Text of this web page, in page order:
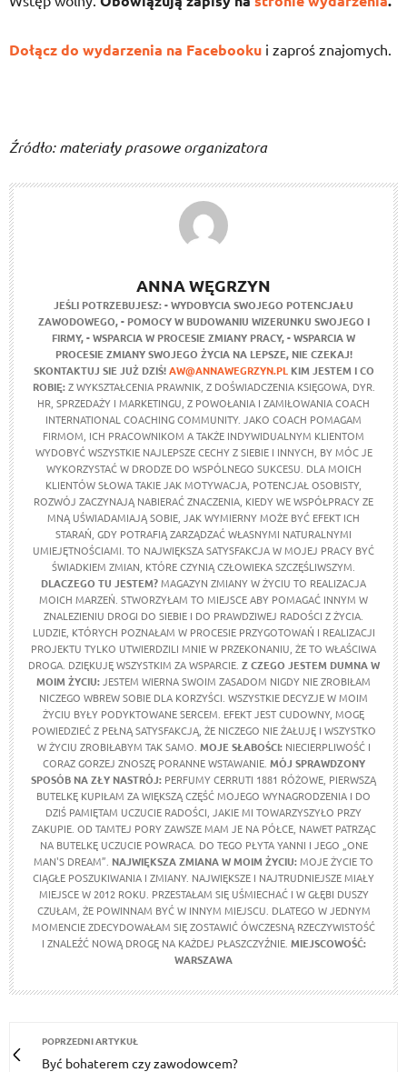
Dołącz do wydarzenia na Facebooku i zaproś znajomych.
Źródło: materiały prasowe organizatora
ANNA WĘGRZYN
JEŚLI POTRZEBUJESZ:- WYDOBYCIA SWOJEGO POTENCJAŁU
ZAWODOWEGO, - POMOCY W BUDOWANIU WIZERUNKU SWOJEGO I
FIRMY,- WSPARCIA W PROCESIE ZMIANY PRACY,- WSPARCIA W
PROCESIE ZMIANY SWOJEGO ŻYCIA NA LEPSZE, NIE CZEKAJ!
SKONTAKTUJ SIE JUŻ DZIŚ!AW@ANNAWEGRZYN.PL KIM JESTEM I CO
ROBIĘ:Z WYKSZTAŁCENIA PRAWNIK, Z DOŚWIADCZENIA KSIĘGOWA, DYR.
HR, SPRZEDAŻY I MARKETINGU, Z POWOŁANIA I ZAMIŁOWANIA COACH
INTERNATIONAL COACHING COMMUNITY. JAKO COACH POMAGAM
FIRMOM, ICH PRACOWNIKOM A TAKŻE INDYWIDUALNYM KLIENTOM
WYDOBYĆ WSZYSTKIE NAJLEPSZE CECHY Z SIEBIE I INNYCH, BY MÓC JE
WYKORZYSTAĆ W DRODZE DO WSPÓLNEGO SUKCESU. DLA MOICH
KLIENTÓW SŁOWA TAKIE JAK MOTYWACJA, POTENCJAŁ OSOBISTY,
ROZWÓJ ZACZYNAJĄ NABIERAĆ ZNACZENIA, KIEDY WE WSPÓŁPRACY ZE
MNĄ UŚWIADAMIAJĄ SOBIE, JAK WYMIERNY MOŻE BYĆ EFEKT ICH
STARAŃ, GDY POTRAFIĄ ZARZĄDZAĆ WŁASNYMI NATURALNYMI
UMIEJĘTNOŚCIAMI. TO NAJWIĘKSZA SATYSFAKCJA W MOJEJ PRACY BYĆ
ŚWIADKIEM ZMIAN, KTÓRE CZYNIĄ CZŁOWIEKA SZCZĘŚLIWSZYM.
DLACZEGO TU JESTEM?MAGAZYN ZMIANY W ŻYCIU TO REALIZACJA
MOICH MARZEŃ. STWORZYŁAM TO MIEJSCE ABY POMAGAĆ INNYM W
ZNALEZIENIU DROGI DO SIEBIE I DO PRAWDZIWEJ RADOŚCI Z ŻYCIA.
LUDZIE, KTÓRYCH POZNAŁAM W PROCESIE PRZYGOTOWAŃ I REALIZACJI
PROJEKTU TYLKO UTWIERDZILI MNIE W PRZEKONANIU, ŻE TO WŁAŚCIWA
DROGA. DZIĘKUJĘ WSZYSTKIM ZA WSPARCIE. Z CZEGO JESTEM DUMNA W
MOIM ŻYCIU:JESTEM WIERNA SWOIM ZASADOM NIGDY NIE ZROBIŁAM
NICZEGO WBREW SOBIE DLA KORZYŚCI. WSZYSTKIE DECYZJE W MOIM
ŻYCIU BYŁY PODYKTOWANE SERCEM. EFEKT JEST CUDOWNY, MOGĘ
POWIEDZIEĆ Z PEŁNĄ SATYSFAKCJĄ, ŻE NICZEGO NIE ŻAŁUJĘ I WSZYSTKO
W ŻYCIU ZROBIŁABYM TAK SAMO. MOJE SŁABOŚCI:NIECIERPLIWOŚĆ I
CORAZ GORZEJ ZNOSZĘ PORANNE WSTAWANIE. MÓJ SPRAWDZONY
SPOSÓB NA ZŁY NASTRÓJ: PERFUMY CERRUTI 1881 RÓŻOWE, PIERWSZĄ
BUTELKĘ KUPIŁAM ZA WIĘKSZĄ CZĘŚĆ MOJEGO WYNAGRODZENIA I DO
DZIŚ PAMIĘTAM UCZUCIE RADOŚCI, JAKIE MI TOWARZYSZYŁO PRZY
ZAKUPIE. OD TAMTEJ PORY ZAWSZE MAM JE NA PÓŁCE, NAWET PATRZĄC
NA BUTELKĘ UCZUCIE POWRACA. DO TEGO PŁYTA YANNI I JEGO „ONE
MAN'S DREAM”. NAJWIĘKSZA ZMIANA W MOIM ŻYCIU:MOJE ŻYCIE TO
CIĄGŁE POSZUKIWANIA I ZMIANY. NAJWIĘKSZE I NAJTRUDNIEJSZE MIAŁY
MIEJSCE W 2012 ROKU. PRZESTAŁAM SIĘ UŚMIECHAĆ I W GŁĘBI DUSZY
CZUŁAM, ŻE POWINNAM BYĆ W INNYM MIEJSCU. DLATEGO W JEDNYM
MOMENCIE ZDECYDOWAŁAM SIĘ ZOSTAWIĆ ÓWCZESNĄ RZECZYWISTOŚĆ
I ZNALEŹĆ NOWĄ DROGĘ NA KAŻDEJ PŁASZCZYŹNIE. MIEJSCOWOŚĆ:
WARSZAWA
POPRZEDNI ARTYKUŁ
Być bohaterem czy zawodowcem?